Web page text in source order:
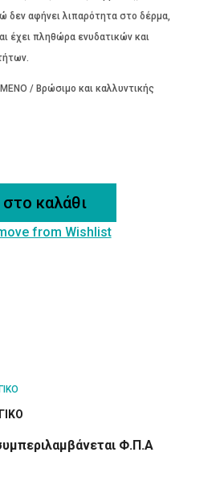
δεν αφήνει λιπαρότητα στο δέρμα,
έχει πληθώρα ενυδατικών και
/ Βρώσιμο και καλλυντικής
καλάθι
from Wishlist
Φ.Π.Α